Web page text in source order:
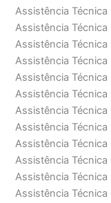
Assistência
Assistência
Assistência Técnica
Assistência
Assistência
Assistência
Assistência
Assistência
Assistência
Assistência
Assistência
Assistência